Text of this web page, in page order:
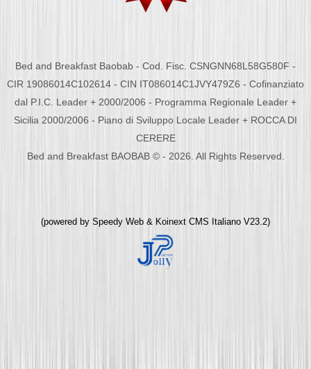
Bed and Breakfast Baobab - Cod. Fisc. CSNGNN68L58G580F -
CIR 19086014C102614 - CIN IT086014C1JVY479Z6 - Cofinanziato
dal P.I.C. Leader + 2000/2006 - Programma Regionale Leader +
Sicilia 2000/2006 - Piano di Sviluppo Locale Leader + ROCCA DI
CERERE
Bed and Breakfast BAOBAB © - 2026. All Rights Reserved.
(powered by Speedy Web & Koinext CMS Italiano V23.2)